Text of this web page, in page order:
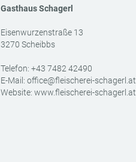
Gasthaus Schagerl
Eisenwurzenstraße 13
3270 Scheibbs
Telefon: +43 7482 42490
E-Mail: office@fleischerei-schagerl.at
Website: www.fleischerei-schagerl.at